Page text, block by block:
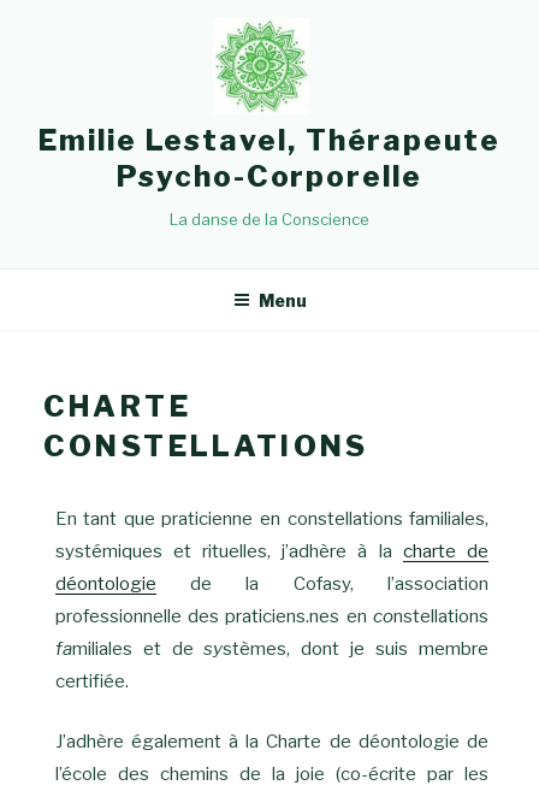
Emilie Lestavel, Thérapeute
Psycho-Corporelle
La danse de la Conscience
Menu
CHARTE
CONSTELLATIONS
En tant que praticienne en constellations familiales,
systémiques et rituelles, j’adhère à la charte de
déontologie de la Cofasy, l’association
professionnelle des praticiens.nes enconstellations
familiales et desystèmes, dont je suis membre
certifiée.
J’adhère également à la Charte de déontologie de
l’école des chemins de la joie (co-écrite par les